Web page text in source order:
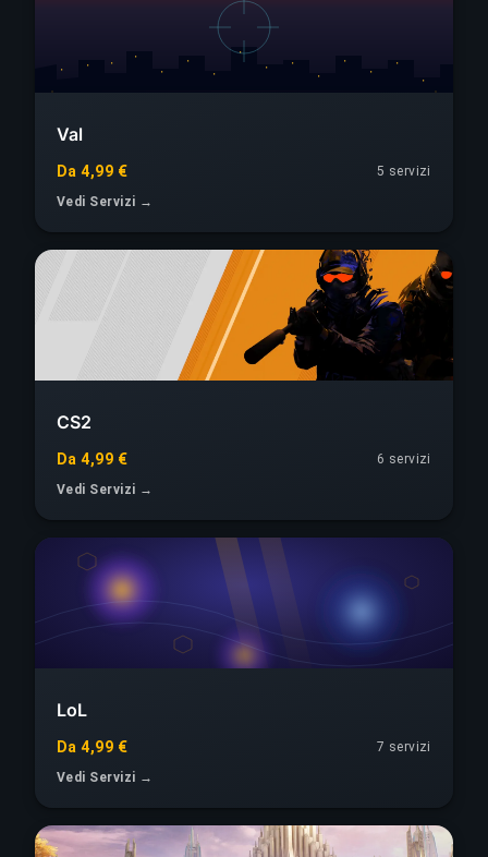
Val
Da 4,99 €
5 servizi
Vedi Servizi →
CS2
Da 4,99 €
6 servizi
Vedi Servizi →
LoL
Da 4,99 €
7 servizi
Vedi Servizi →